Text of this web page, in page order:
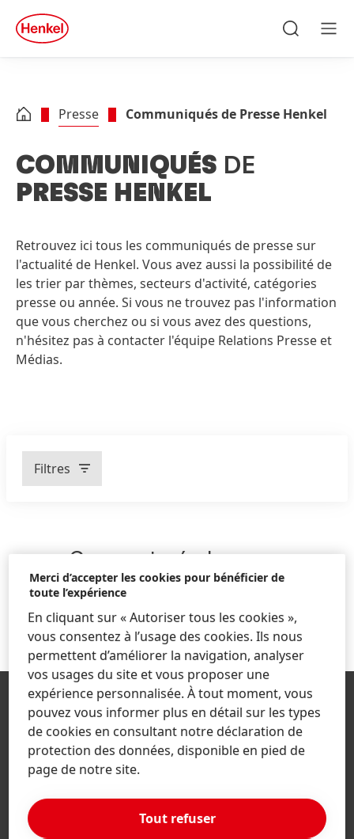
Skip to footer
quick
search
Presse Communiqués de Presse Henkel
COMMUNIQUÉS DE
PRESSE HENKEL
Retrouvez ici tous les communiqués de presse sur
l'actualité de Henkel. Vous avez aussi la possibilité de
les trier par thèmes, secteurs d'activité, catégories
presse ou année. Si vous ne trouvez pas l'information
que vous cherchez ou si vous avez des questions,
n'hésitez pas à contacter l'équipe Relations Presse et
Médias.
Filtres
Thèmes
Catégorie éditoriale
Recherche
Communiqués de presse
CHARGER PLUS DE COMMUNIQUÉS DE PRESSE
Algérie | Changer de site
Merci d’accepter les cookies pour bénéficier de
toute l’expérience
En cliquant sur « Autoriser tous les cookies »,
vous consentez à l’usage des cookies. Ils nous
permettent d’améliorer la navigation, analyser
vos usages du site et vous proposer une
expérience personnalisée. À tout moment, vous
pouvez vous informer plus en détail sur les types
de cookies en consultant notre déclaration de
protection des données, disponible en pied de
page de notre site.
Tout refuser